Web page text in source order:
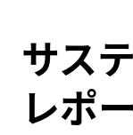
サス
レポ